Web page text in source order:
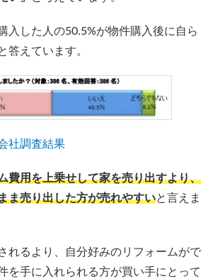
入した人の50.5%が物件購入後に自ら
答えています。
社調査結果
費用を上乗せして家を売り出すより、
ま売り出した方が売れやすいと言えま
れるより、自分好みのリフォームがで
を手に入れられる方が買い手にとって